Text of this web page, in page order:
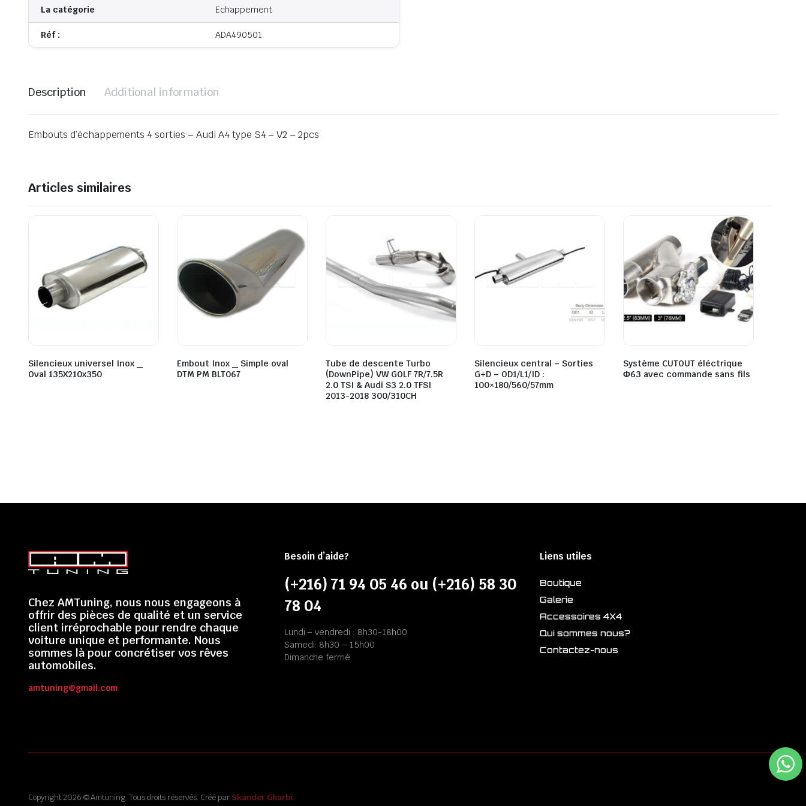
La catégorie Echappement
Réf : ADA490501
Description Additional information
Embouts d’échappements 4 sorties – Audi A4 type S4 – V2 – 2pcs
Articles similaires
Silencieux universel Inox _
Oval 135X210x350
Embout Inox _ Simple oval
DTM PM BLT067
Tube de descente Turbo
(DownPipe) VW GOLF 7R/7.5R
2.0 TSI & Audi S3 2.0 TFSI
2013-2018 300/310CH
Silencieux central – Sorties
G+D – OD1/L1/ID :
100×180/560/57mm
Système CUTOUT éléctrique
Ф63 avec commande sans fils
Chez AMTuning, nous nous engageons à
offrir des pièces de qualité et un service
client irréprochable pour rendre chaque
voiture unique et performante. Nous
sommes là pour concrétiser vos rêves
automobiles.
amtuning@gmail.com
Besoin d’aide?
(+216) 71 94 05 46 ou (+216) 58 30
78 04
Lundi – vendredi : 8h30-18h00
Samedi: 8h30 – 15h00
Dimanche fermé
Liens utiles
Boutique
Galerie
Accessoires 4X4
Qui sommes nous?
Contactez-nous
Copyright 2026 © Amtuning. Tous droits réservés. Créé par Skander Gharbi.